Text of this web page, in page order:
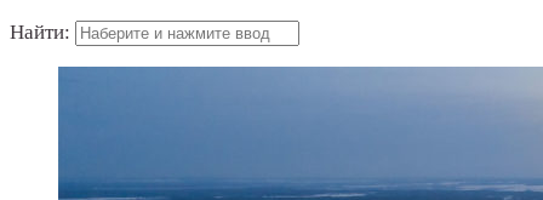
Найти: